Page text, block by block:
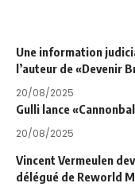
Une information
l’auteur de «Devenir
20/08/2025
Gulli lance
20/08/2025
Vincent Vermeulen
délégué de Reworld